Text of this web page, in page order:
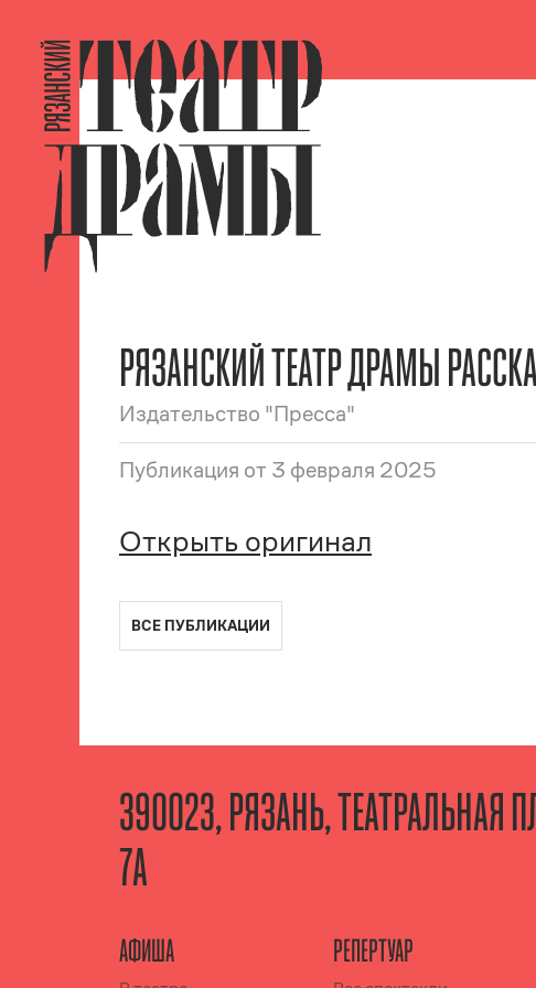
РЯЗАНСКИЙ ТЕАТР ДРАМЫ
Издательство "Пресса"
Публикация от 3 февраля 2025
Открыть оригинал
ВСЕ ПУБЛИКАЦИИ
390023, РЯЗАНЬ, ТЕАТРАЛЬНАЯ
7А
АФИША РЕПЕРТУАР